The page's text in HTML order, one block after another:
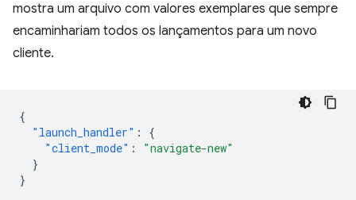
mostra um arquivo com valores exemplares que sempre
encaminhariam todos os lançamentos para um novo
cliente.
{
"launch_handler" :
{
"client_mode" :
"navigate-new"
}
}